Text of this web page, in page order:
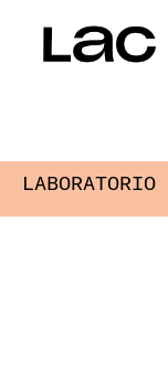
contenuto